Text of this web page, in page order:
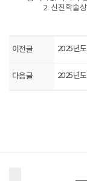
2. 신진학술상
이전글 2025년
다음글 2025년